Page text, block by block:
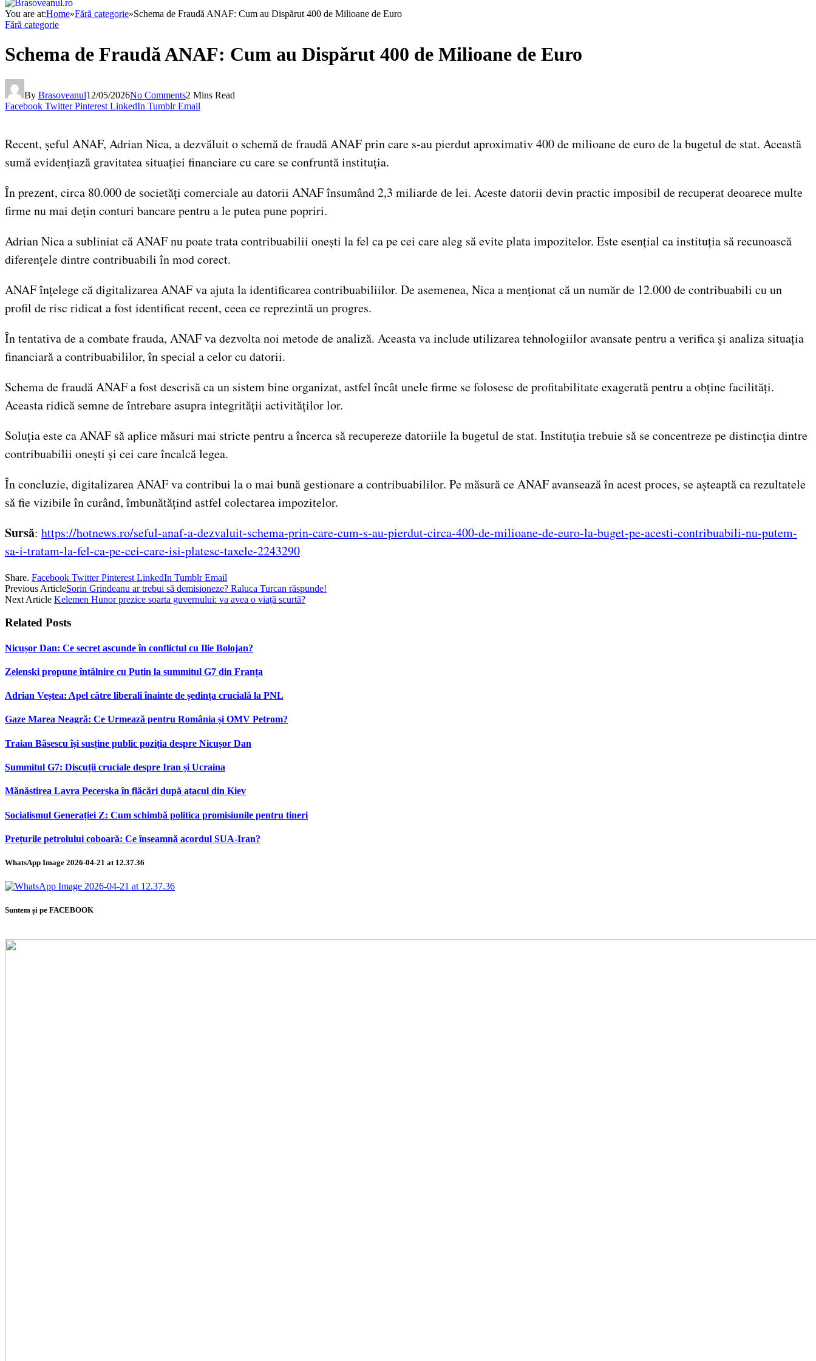
You are at:Home»Fără categorie»Schema de Fraudă ANAF: Cum au Dispărut 400 de Milioane de Euro
Fără categorie
Schema de Fraudă ANAF: Cum au Dispărut 400 de Milioane de Euro
By Brasoveanul12/05/2026No Comments2 Mins Read
Facebook Twitter Pinterest LinkedIn Tumblr Email
Recent, șeful ANAF, Adrian Nica, a dezvăluit o schemă de fraudă ANAF prin care s-au pierdut aproximativ 400 de milioane de euro de la bugetul de stat. Această
sumă evidențiază gravitatea situației financiare cu care se confruntă instituția.
În prezent, circa 80.000 de societăți comerciale au datorii ANAF însumând 2,3 miliarde de lei. Aceste datorii devin practic imposibil de recuperat deoarece multe
firme nu mai dețin conturi bancare pentru a le putea pune popriri.
Adrian Nica a subliniat că ANAF nu poate trata contribuabilii onești la fel ca pe cei care aleg să evite plata impozitelor. Este esențial ca instituția să recunoască
diferențele dintre contribuabili în mod corect.
ANAF înțelege că digitalizarea ANAF va ajuta la identificarea contribuabiliilor. De asemenea, Nica a menționat că un număr de 12.000 de contribuabili cu un
profil de risc ridicat a fost identificat recent, ceea ce reprezintă un progres.
În tentativa de a combate frauda, ANAF va dezvolta noi metode de analiză. Aceasta va include utilizarea tehnologiilor avansate pentru a verifica și analiza situația
financiară a contribuabililor, în special a celor cu datorii.
Schema de fraudă ANAF a fost descrisă ca un sistem bine organizat, astfel încât unele firme se folosesc de profitabilitate exagerată pentru a obține facilități.
Aceasta ridică semne de întrebare asupra integrității activităților lor.
Soluția este ca ANAF să aplice măsuri mai stricte pentru a încerca să recupereze datoriile la bugetul de stat. Instituția trebuie să se concentreze pe distincția dintre
contribuabilii onești și cei care încalcă legea.
În concluzie, digitalizarea ANAF va contribui la o mai bună gestionare a contribuabililor. Pe măsură ce ANAF avansează în acest proces, se așteaptă ca rezultatele
să fie vizibile în curând, îmbunătățind astfel colectarea impozitelor.
Sursă: https://hotnews.ro/seful-anaf-a-dezvaluit-schema-prin-care-cum-s-au-pierdut-circa-400-de-milioane-de-euro-la-buget-pe-acesti-contribuabili-nu-putem-
sa-i-tratam-la-fel-ca-pe-cei-care-isi-platesc-taxele-2243290
Share. Facebook Twitter Pinterest LinkedIn Tumblr Email
Previous ArticleSorin Grindeanu ar trebui să demisioneze? Raluca Turcan răspunde!
Next Article Kelemen Hunor prezice soarta guvernului: va avea o viață scurtă?
Related Posts
Nicușor Dan: Ce secret ascunde în conflictul cu Ilie Bolojan?
Zelenski propune întâlnire cu Putin la summitul G7 din Franța
Adrian Veștea: Apel către liberali înainte de ședința crucială la PNL
Gaze Marea Neagră: Ce Urmează pentru România și OMV Petrom?
Traian Băsescu își susține public poziția despre Nicușor Dan
Summitul G7: Discuții cruciale despre Iran și Ucraina
Mănăstirea Lavra Pecerska în flăcări după atacul din Kiev
Socialismul Generației Z: Cum schimbă politica promisiunile pentru tineri
Prețurile petrolului coboară: Ce înseamnă acordul SUA-Iran?
WhatsApp Image 2026-04-21 at 12.37.36
Suntem și pe FACEBOOK